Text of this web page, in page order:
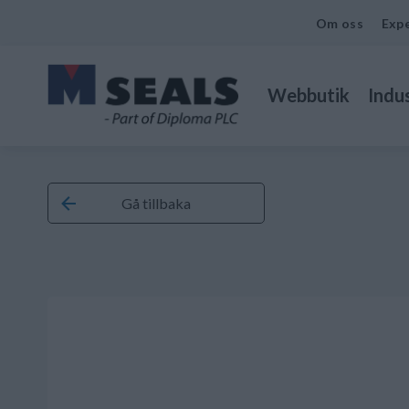
Om oss
Webbutik
Gå tillbaka